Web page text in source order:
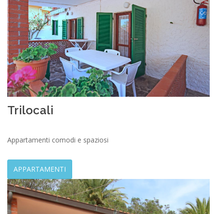
Trilocali
Appartamenti comodi e spaziosi
APPARTAMENTI